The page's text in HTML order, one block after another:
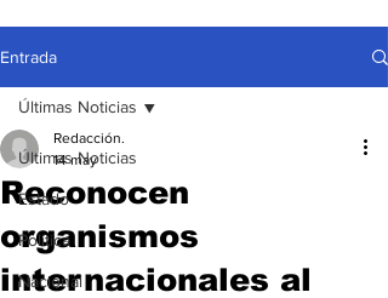
Entrada
Últimas Noticias
Estado
Política
Nacional
Últimas Noticias
Reconocen
organismos
internacionales al
Redacción.
14 may